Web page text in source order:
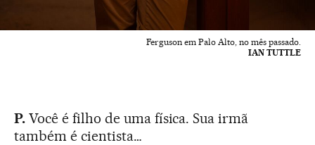
Ferguson em Palo Alto, no mês passado.
IAN TUTTLE
P.Você é filho de uma física. Sua irmã
também é cientista…